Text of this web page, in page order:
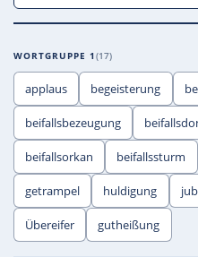
WORTGRUPPE 1 17
applaus begeisterung
beifallsbezeugung
beifallsorkan beifallssturm
getrampel huldigung
Übereifer gutheißung